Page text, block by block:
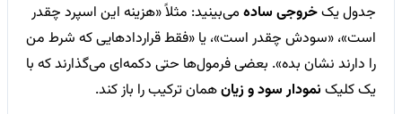
جدول یکخروجی ساده می‌بینید: مثلاً «هزینه این اسپرد چقدر
است»، «سودش چقدر است»، یا «فقط قراردادهایی که شرط من
را دارند نشان بده». بعضی فرمول‌ها حتی دکمه‌ای می‌گذارند که با
یک کلیک نمودار سود و زیانهمان ترکیب را باز کند.